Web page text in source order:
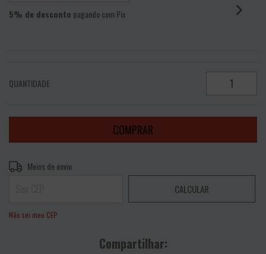
5% de desconto pagando com Pix
QUANTIDADE
Entregas para o CEP:
Meios de envio
CALCULAR
Não sei meu CEP
Compartilhar: